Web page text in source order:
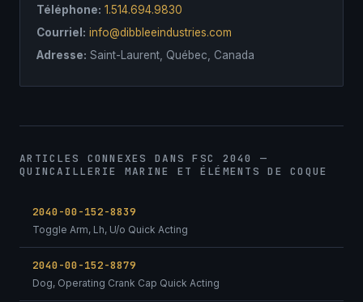
Téléphone: 1.514.694.9830
Courriel: info@dibbleeindustries.com
Adresse: Saint-Laurent, Québec, Canada
ARTICLES CONNEXES DANS FSC 2040 —
QUINCAILLERIE MARINE ET ÉLÉMENTS DE COQUE
2040-00-152-8839
Toggle Arm, Lh, U/o Quick Acting
2040-00-152-8879
Dog, Operating Crank Cap Quick Acting